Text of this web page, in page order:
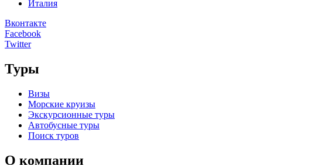
Италия
Вконтакте
Facebook
Twitter
Туры
Визы
Морские круизы
Экскурсионные туры
Автобусные туры
Поиск туров
О компании